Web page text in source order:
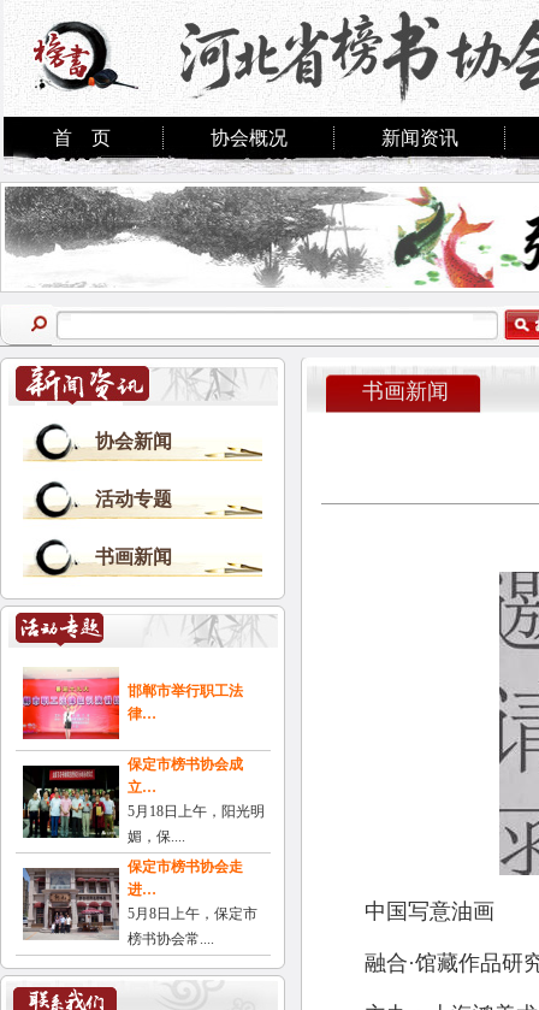
首 页 协会概况 新闻资讯
协会新闻
活动专题
书画新闻
邯郸市举行职工法
律…
保定市榜书协会成
立…
5月18日上午，阳光明
媚，保....
保定市榜书协会走
进…
5月8日上午，保定市
榜书协会常....
书画新闻
中国写意油画
融合·馆藏作品研